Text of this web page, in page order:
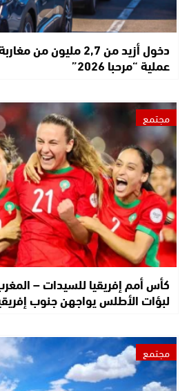
دخول أزيد من 2,7
عملية “مرحبا 2026”
مجتمع
لبؤات الأطلس يواجهن جنوب
مجتمع